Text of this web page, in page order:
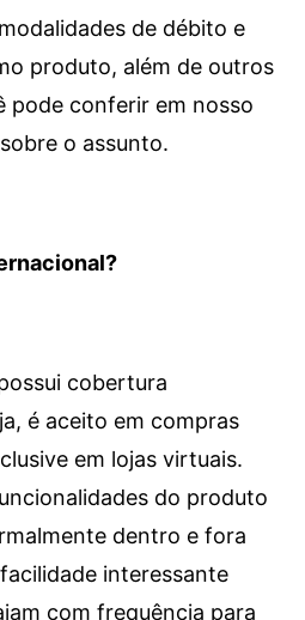
de débito e
produto, além de outros
pode conferir em nosso
o assunto.
cobertura
é aceito em compras
em lojas virtuais.
do produto
dentro e fora
interessante
com frequência para